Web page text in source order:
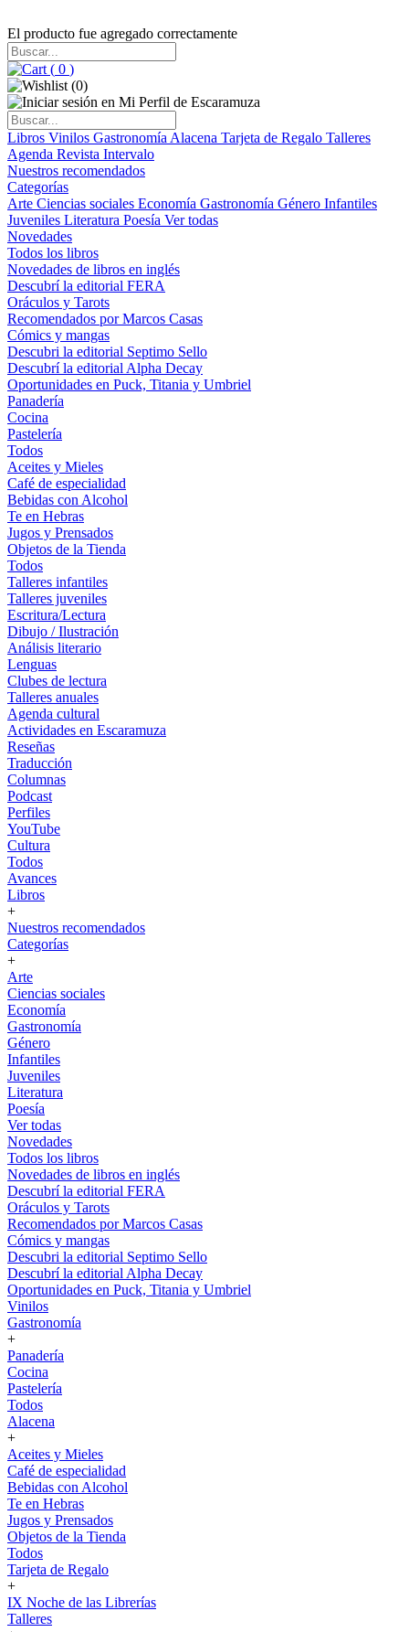
El producto fue agregado correctamente
( 0 )
(0)
Libros Vinilos Gastronomía Alacena Tarjeta de Regalo Talleres
Agenda Revista Intervalo
Nuestros recomendados
Categorías
Arte Ciencias sociales Economía Gastronomía Género Infantiles
Juveniles Literatura Poesía Ver todas
Novedades
Todos los libros
Novedades de libros en inglés
Descubrí la editorial FERA
Oráculos y Tarots
Recomendados por Marcos Casas
Cómics y mangas
Descubri la editorial Septimo Sello
Descubrí la editorial Alpha Decay
Oportunidades en Puck, Titania y Umbriel
Panadería
Cocina
Pastelería
Todos
Aceites y Mieles
Café de especialidad
Bebidas con Alcohol
Te en Hebras
Jugos y Prensados
Objetos de la Tienda
Todos
Talleres infantiles
Talleres juveniles
Escritura/Lectura
Dibujo / Ilustración
Análisis literario
Lenguas
Clubes de lectura
Talleres anuales
Agenda cultural
Actividades en Escaramuza
Reseñas
Traducción
Columnas
Podcast
Perfiles
YouTube
Cultura
Todos
Avances
Libros
+
Nuestros recomendados
Categorías
+
Arte
Ciencias sociales
Economía
Gastronomía
Género
Infantiles
Juveniles
Literatura
Poesía
Ver todas
Novedades
Todos los libros
Novedades de libros en inglés
Descubrí la editorial FERA
Oráculos y Tarots
Recomendados por Marcos Casas
Cómics y mangas
Descubri la editorial Septimo Sello
Descubrí la editorial Alpha Decay
Oportunidades en Puck, Titania y Umbriel
Vinilos
Gastronomía
+
Panadería
Cocina
Pastelería
Todos
Alacena
+
Aceites y Mieles
Café de especialidad
Bebidas con Alcohol
Te en Hebras
Jugos y Prensados
Objetos de la Tienda
Todos
Tarjeta de Regalo
+
IX Noche de las Librerías
Talleres